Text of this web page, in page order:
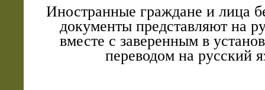
Иностранные граждане и лица
документы представляют на
вместе с заверенным в
переводом на русский